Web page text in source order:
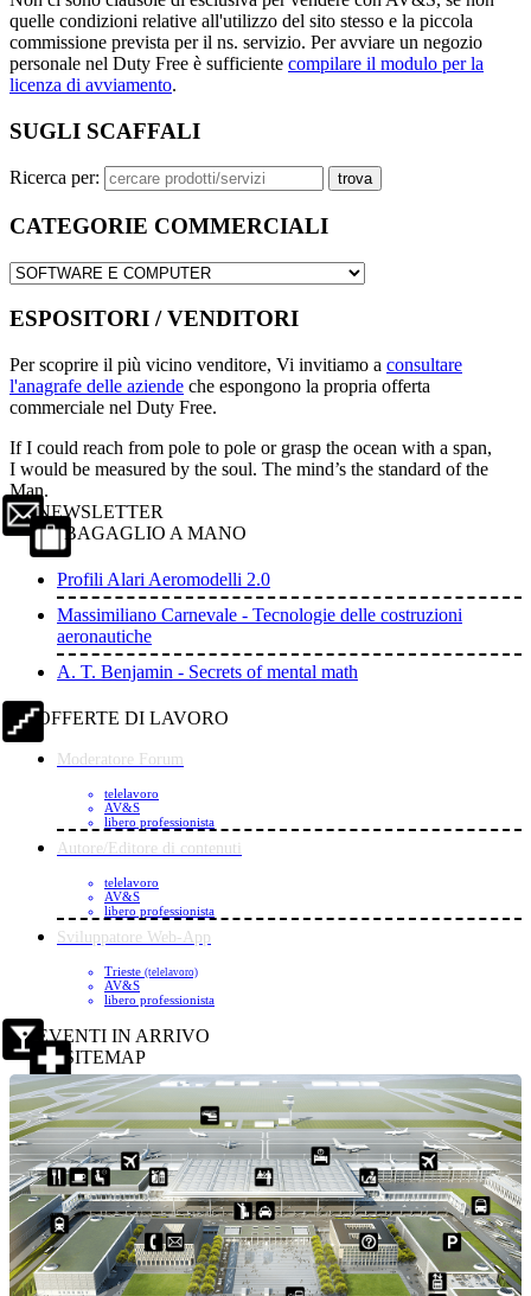
quelle condizioni relative all'utilizzo del sito stesso e la piccola
commissione prevista per il ns. servizio. Per avviare un negozio
personale nel Duty Free è sufficiente compilare il modulo per la
licenza di avviamento.
SUGLI SCAFFALI
Ricerca per:
CATEGORIE COMMERCIALI
ESPOSITORI / VENDITORI
Per scoprire il più vicino venditore, Vi invitiamo a consultare
l'anagrafe delle aziende che espongono la propria offerta
commerciale nel Duty Free.
If I could reach from pole to pole or grasp the ocean with a span,
I would be measured by the soul. The mind’s the standard of the
Man.
NEWSLETTER
BAGAGLIO A MANO
Profili Alari Aeromodelli 2.0
Massimiliano Carnevale - Tecnologie delle costruzioni
aeronautiche
A. T. Benjamin - Secrets of mental math
OFFERTE DI LAVORO
Moderatore Forum
telelavoro
AV&S
libero professionista
Autore/Editore di contenuti
telelavoro
AV&S
libero professionista
Sviluppatore Web-App
Trieste (telelavoro)
AV&S
libero professionista
EVENTI IN ARRIVO
SITEMAP